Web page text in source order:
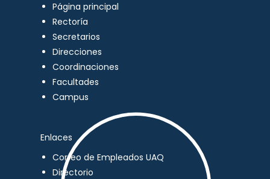
Página principal
Rectoría
Secretarios
Direcciones
Coordinaciones
Facultades
Campus
Enlaces
Correo de Empleados UAQ
Directorio